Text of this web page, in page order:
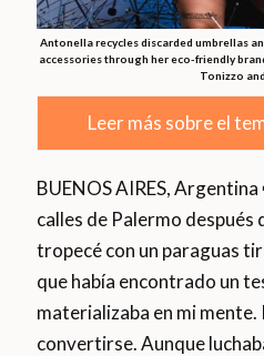
Antonella recycles discarded umbrellas
accessories through her eco-friendly
Tonizzo and
Leer más sobre el
BUENOS AIRES,
calles de Palermo después
tropecé con un paraguas
que había encontrado un
materializaba en mi mente.
convertirse. Aunque